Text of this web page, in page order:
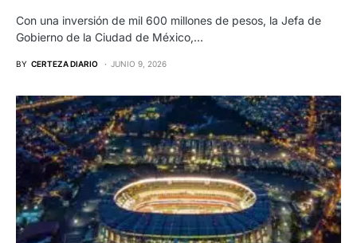
Con una inversión de mil 600 millones de pesos, la Jefa de
Gobierno de la Ciudad de México,…
BY CERTEZA DIARIO JUNIO 9, 2026